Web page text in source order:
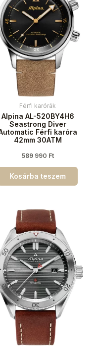
Férfi karórák
Alpina AL-520BY4H6
Seastrong Diver
Férfi karóra
42mm 30ATM
589 990 Ft
Kosárba teszem